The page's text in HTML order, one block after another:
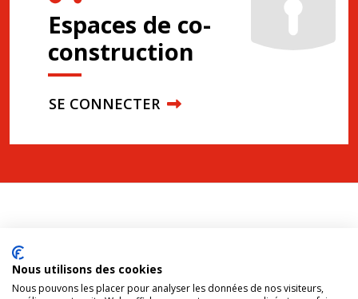
Espaces de co-
construction
SE CONNECTER
Nous utilisons des cookies
Nous pouvons les placer pour analyser les données de nos visiteurs,